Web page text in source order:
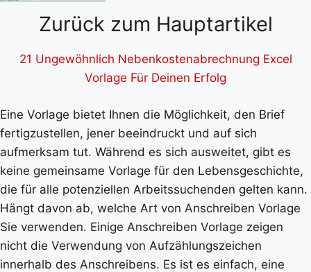
Zurück zum Hauptartikel
21 Ungewöhnlich Nebenkostenabrechnung Excel
Vorlage Für Deinen Erfolg
Eine Vorlage bietet Ihnen die Möglichkeit, den Brief
fertigzustellen, jener beeindruckt und auf sich
aufmerksam tut. Während es sich ausweitet, gibt es
keine gemeinsame Vorlage für den Lebensgeschichte,
die für alle potenziellen Arbeitssuchenden gelten kann.
Hängt davon ab, welche Art von Anschreiben Vorlage
Sie verwenden. Einige Anschreiben Vorlage zeigen
nicht die Verwendung von Aufzählungszeichen
innerhalb des Anschreibens. Es ist es einfach, eine